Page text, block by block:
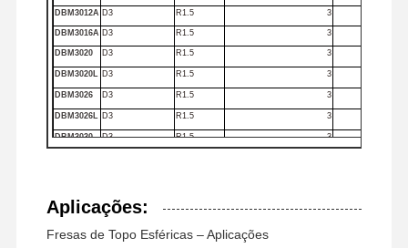
DBM3012A D3 R1.5 3
DBM3016A D3 R1.5 3
DBM3020 D3 R1.5 3
DBM3020L D3 R1.5 3
DBM3026 D3 R1.5 3
DBM3026L D3 R1.5 3
DBM3030 D3 R1.5 3
DBM4016L
DBM4020L D4 R2
Aplicações:
Fresas de Topo Esféricas – Aplicações